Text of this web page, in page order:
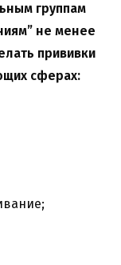
группам
не менее
прививки
сферах: